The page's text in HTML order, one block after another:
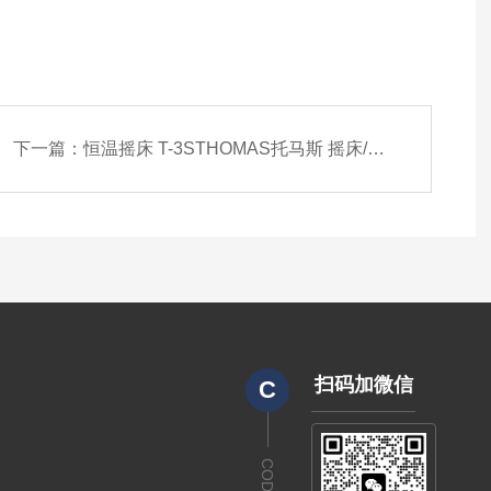
下一篇：恒温摇床 T-3STHOMAS托马斯 摇床/恒温摇床
C
CODE
扫码加微信